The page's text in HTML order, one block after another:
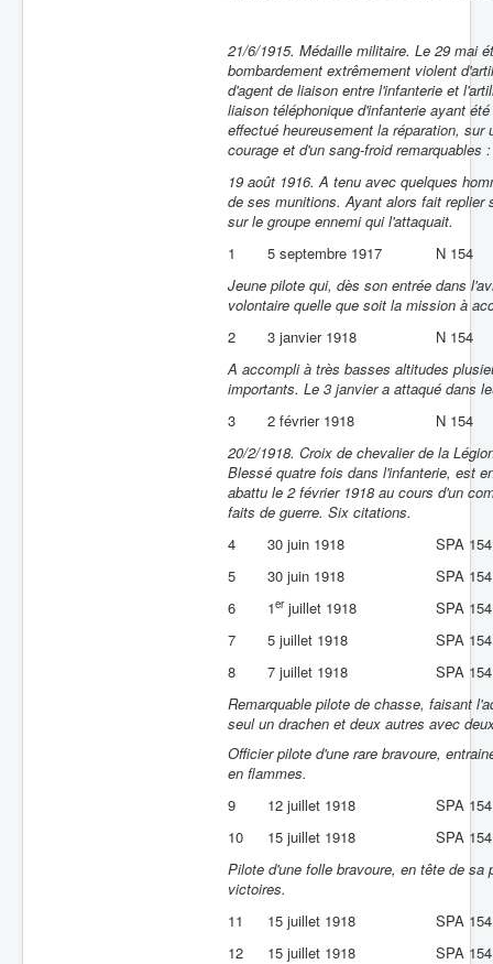
21/6/1915. Médaille militaire. Le 29 mai
bombardement extrêmement violent
d'agent de liaison entre l'infanterie et
liaison téléphonique d'infanterie ayant
effectué heureusement la réparation,
courage et d'un sang-froid
19 août 1916. A tenu avec quelques
de ses munitions. Ayant alors fait
sur le groupe ennemi qui l'attaquait.
1
5 septembre 1917
N 154
Jeune pilote qui, dès son entrée dans
volontaire quelle que soit la mission à
2
3 janvier 1918
N 154
A accompli à très basses altitudes
importants. Le 3 janvier a attaqué dans
3
2 février 1918
N 154
20/2/1918. Croix de chevalier de la
Blessé quatre fois dans l'infanterie, est
abattu le 2 février 1918 au cours d'un
faits de guerre. Six citations.
4
30 juin 1918
SPA 154
5
30 juin 1918
SPA 154
6
1er juillet 1918
SPA 154
7
5 juillet 1918
SPA 154
8
7 juillet 1918
SPA 154
Remarquable pilote de chasse, faisant
seul un drachen et deux autres avec
Officier pilote d'une rare bravoure,
en flammes.
9
12 juillet 1918
SPA 154
10
15 juillet 1918
SPA 154
Pilote d'une folle bravoure, en tête de
victoires.
11
15 juillet 1918
SPA 154
12
15 juillet 1918
SPA 154